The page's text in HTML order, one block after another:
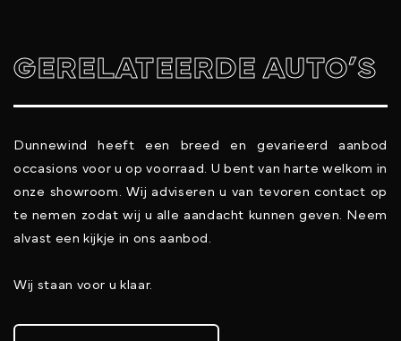
GERELATEERDE AUTO’S
Dunnewind heeft een breed en gevarieerd aanbod
occasions voor u op voorraad. U bent van harte welkom in
onze showroom. Wij adviseren u van tevoren contact op
te nemen zodat wij u alle aandacht kunnen geven. Neem
alvast een kijkje in ons aanbod.
Wij staan voor u klaar.